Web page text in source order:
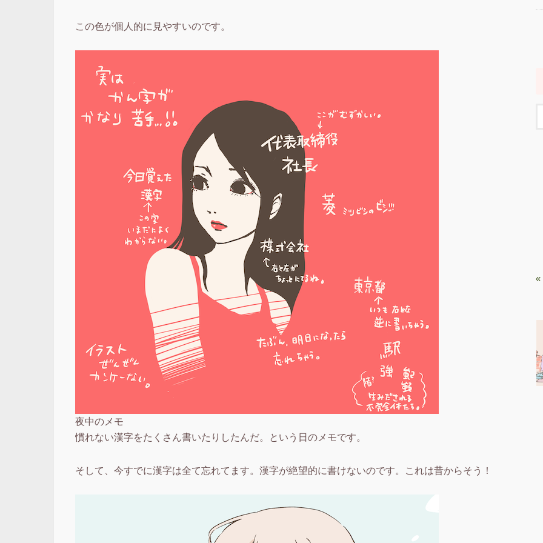
この色が個人的に見やすいのです。
夜中のメモ
慣れない漢字をたくさん書いたりしたんだ。という日のメモです。
そして、今すでに漢字は全て忘れてます。漢字が絶望的に書けないのです。これは昔からそう！
«